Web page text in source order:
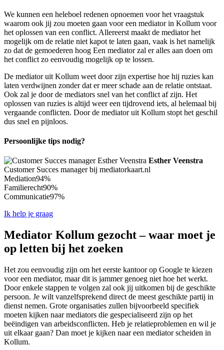
We kunnen een heleboel redenen opnoemen voor het vraagstuk
waarom ook jij zou moeten gaan voor een mediator in Kollum voor
het oplossen van een conflict. Allereerst maakt de mediator het
mogelijk om de relatie niet kapot te laten gaan, vaak is het namelijk
zo dat de gemoederen hoog Een mediator zal er alles aan doen om
het conflict zo eenvoudig mogelijk op te lossen.
De mediator uit Kollum weet door zijn expertise hoe hij ruzies kan
laten verdwijnen zonder dat er meer schade aan de relatie ontstaat.
Ook zal je door de mediators snel van het conflict af zijn. Het
oplossen van ruzies is altijd weer een tijdrovend iets, al helemaal bij
vergaande conflicten. Door de mediator uit Kollum stopt het geschil
dus snel en pijnloos.
Persoonlijke tips nodig?
Esther Veenstra
Customer Succes manager bij mediatorkaart.nl
Mediation94%
Familierecht90%
Communicatie97%
Ik help je graag
Mediator Kollum gezocht – waar moet je
op letten bij het zoeken
Het zou eenvoudig zijn om het eerste kantoor op Google te kiezen
voor een mediator, maar dit is jammer genoeg niet hoe het werkt.
Door enkele stappen te volgen zal ook jij uitkomen bij de geschikte
persoon. Je wilt vanzelfsprekend direct de meest geschikte partij in
dienst nemen. Grote organisaties zullen bijvoorbeeld specifiek
moeten kijken naar mediators die gespecialiseerd zijn op het
beëindigen van arbeidsconflicten. Heb je relatieproblemen en wil je
uit elkaar gaan? Dan moet je kijken naar een mediator scheiden in
Kollum.